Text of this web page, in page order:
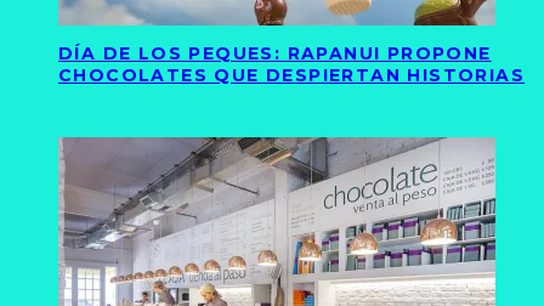
DÍA DE LOS PEQUES: RAPANUI PROPONE
CHOCOLATES QUE DESPIERTAN HISTORIAS